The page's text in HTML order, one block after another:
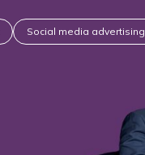
Social media advertising